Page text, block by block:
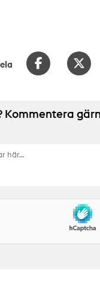
Kommentera